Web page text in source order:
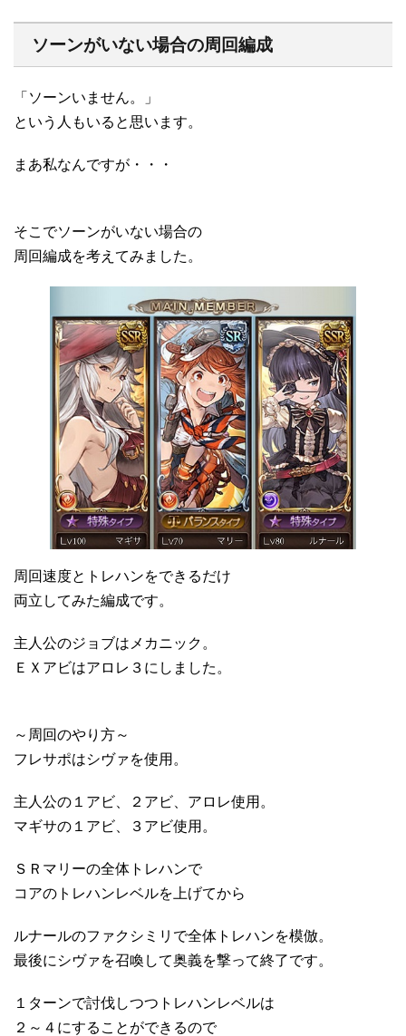
ソーンがいない場合の周回編成
「ソーンいません。」
という人もいると思います。
まあ私なんですが・・・
そこでソーンがいない場合の
周回編成を考えてみました。
周回速度とトレハンをできるだけ
両立してみた編成です。
主人公のジョブはメカニック。
ＥＸアビはアロレ３にしました。
～周回のやり方～
フレサポはシヴァを使用。
主人公の１アビ、２アビ、アロレ使用。
マギサの１アビ、３アビ使用。
ＳＲマリーの全体トレハンで
コアのトレハンレベルを上げてから
ルナールのファクシミリで全体トレハンを模倣。
最後にシヴァを召喚して奥義を撃って終了です。
１ターンで討伐しつつトレハンレベルは
２～４にすることができるので